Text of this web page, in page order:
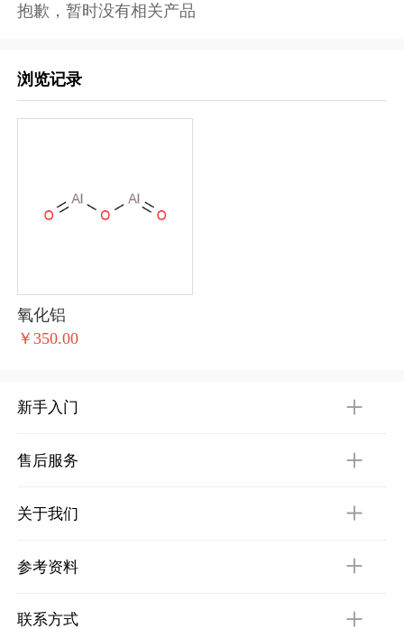
抱歉，暂时没有相关产品
浏览记录
氧化铝
￥350.00
新手入门
售后服务
关于我们
参考资料
联系方式